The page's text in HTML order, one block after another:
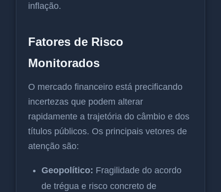
inflação.
Fatores de Risco
Monitorados
O mercado financeiro está precificando
incertezas que podem alterar
rapidamente a trajetória do câmbio e dos
títulos públicos. Os principais vetores de
atenção são:
Geopolítico: Fragilidade do acordo
de trégua e risco concreto de